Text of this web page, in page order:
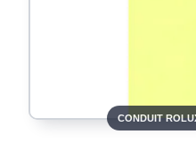
CONDUIT